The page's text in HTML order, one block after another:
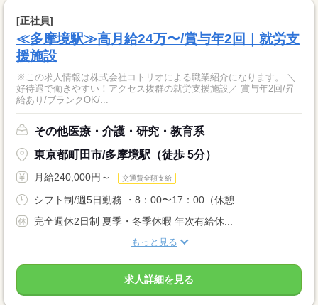
[正社員]
≪多摩境駅≫高月給24万〜/賞与年2回｜就労支
援施設
※この求人情報は株式会社コトリオによる職業紹介になります。 ＼
好待遇で働きやすい！アクセス抜群の就労支援施設／ 賞与年2回/昇
給あり/ブランクOK/...
その他医療・介護・研究・教育系
東京都町田市/多摩境駅（徒歩 5分）
月給240,000円～ 交通費全額支給
シフト制/週5日勤務 ・8：00〜17：00（休憩...
完全週休2日制 夏季・冬季休暇 年次有給休...
もっと見る
求人詳細を見る